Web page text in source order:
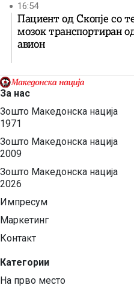
16:54
Пациент од Скопје со
мозок транспортиран
авион
За нас
Зошто Македонска нација
1971
Зошто Македонска нација
2009
Зошто Македонска нација
2026
Импресум
Маркетинг
Контакт
Категории
На прво место